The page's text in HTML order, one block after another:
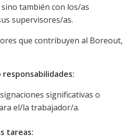
también con los/as
supervisores/as.
que contribuyen al Boreout,
significativas o
el/la trabajador/a.
tareas: